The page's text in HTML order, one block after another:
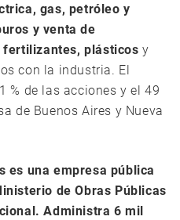
gas, petróleo y
y venta de
plásticos y
con la industria. El
% de las acciones y el 49
de Buenos Aires y Nueva
es una empresa pública
de Obras Públicas
Administra 6 mil